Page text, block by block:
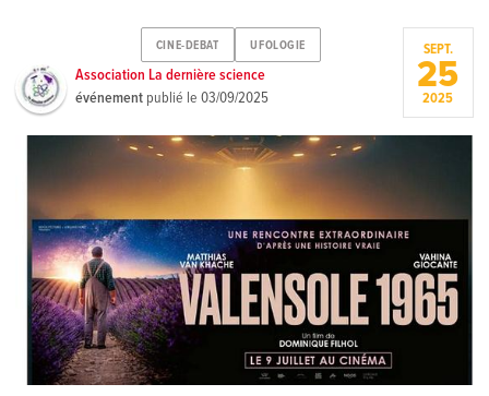
CINE-DEBAT UFOLOGIE
Association La dernière science
événement publié le03/09/2025
SEPT.
25
2025